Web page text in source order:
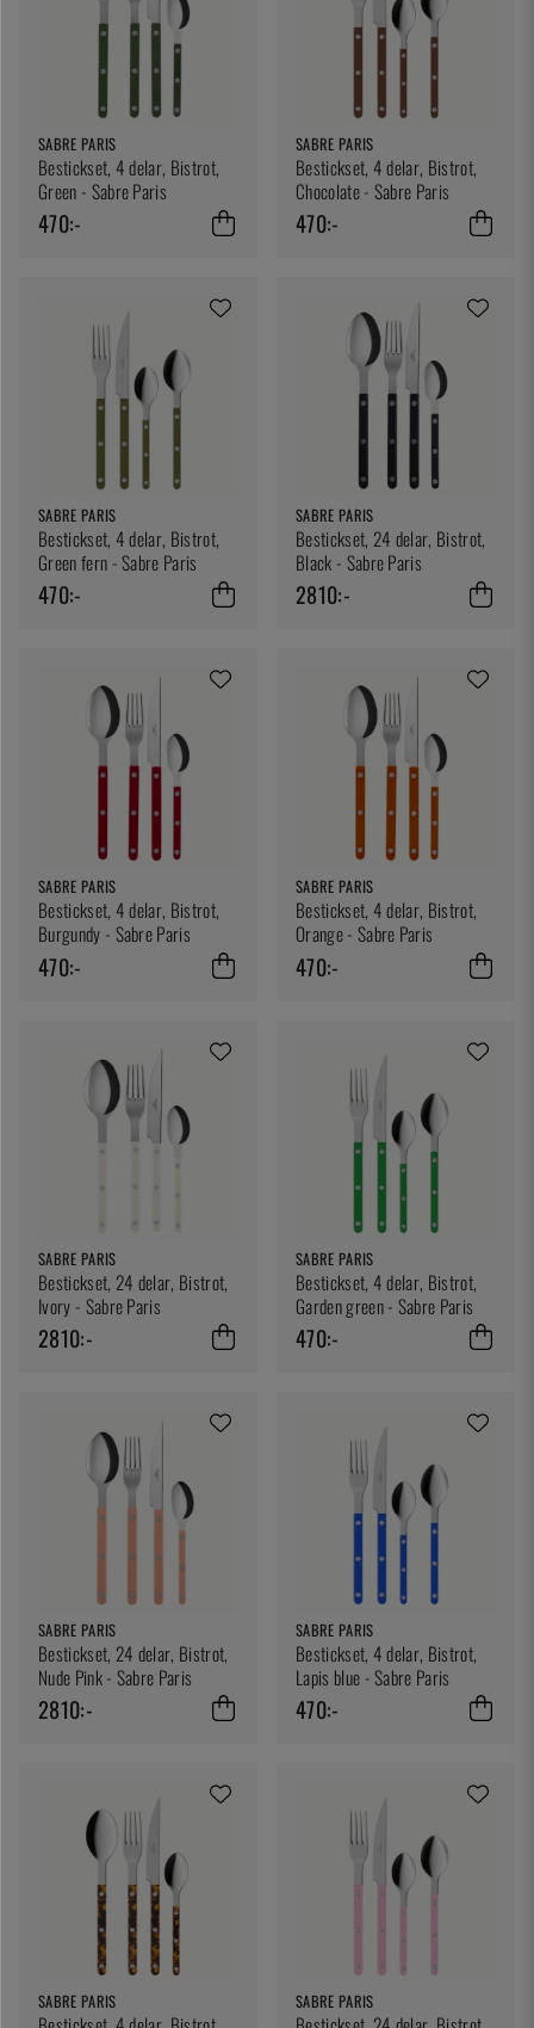
SABRE PARIS
Bestickset, 4 delar, Bistrot,
Green - Sabre Paris
470:-
SABRE PARIS
Bestickset, 4 delar, Bistrot,
Chocolate - Sabre Paris
470:-
SABRE PARIS
Bestickset, 4 delar, Bistrot,
Green fern - Sabre Paris
470:-
SABRE PARIS
Bestickset, 24 delar, Bistrot,
Black - Sabre Paris
2810:-
SABRE PARIS
Bestickset, 4 delar, Bistrot,
Burgundy - Sabre Paris
470:-
SABRE PARIS
Bestickset, 4 delar, Bistrot,
Orange - Sabre Paris
470:-
SABRE PARIS
Bestickset, 24 delar, Bistrot,
Ivory - Sabre Paris
2810:-
SABRE PARIS
Bestickset, 4 delar, Bistrot,
Garden green - Sabre Paris
470:-
SABRE PARIS
Bestickset, 24 delar, Bistrot,
Nude Pink - Sabre Paris
2810:-
SABRE PARIS
Bestickset, 4 delar, Bistrot,
Lapis blue - Sabre Paris
470:-
SABRE PARIS SABRE PARIS